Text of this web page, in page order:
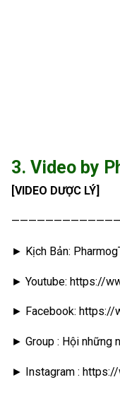
3. Video by
[VIDEO DƯỢC LÝ]
► Kịch Bản:
► Youtube: https://
► Facebook: https://
► Group : Hội những
► Instagram :